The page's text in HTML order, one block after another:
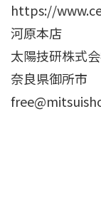
https://
河原本店
太陽技研株式
奈良県御所市